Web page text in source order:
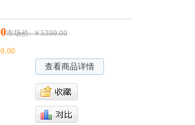
市场价: ￥5399.00
查看商品详情